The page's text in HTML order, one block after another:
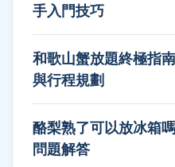
手入門技巧
和歌山蟹放題終極指
與行程規劃
酪梨熟了可以放冰箱
問題解答